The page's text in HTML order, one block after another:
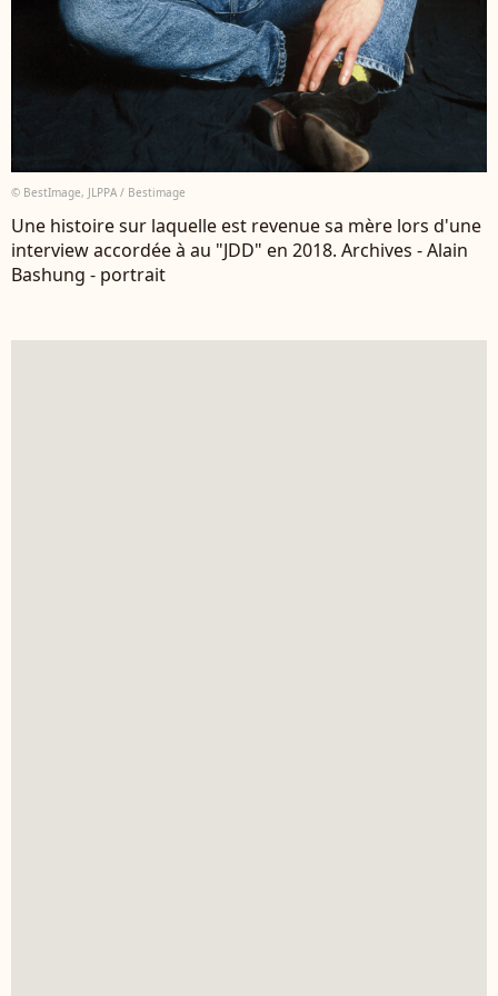
© BestImage, JLPPA / Bestimage
Une histoire sur laquelle est revenue sa mère lors d'une
interview accordée à au "JDD" en 2018. Archives - Alain
Bashung - portrait